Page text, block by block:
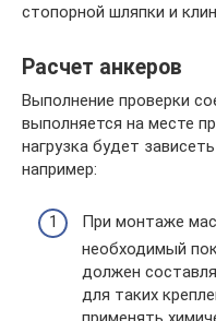
стопорной шляпки и
Расчет анкеров
Выполнение проверки
выполняется на месте
нагрузка будет
например:
При монтаже
необходимый
должен
для таких